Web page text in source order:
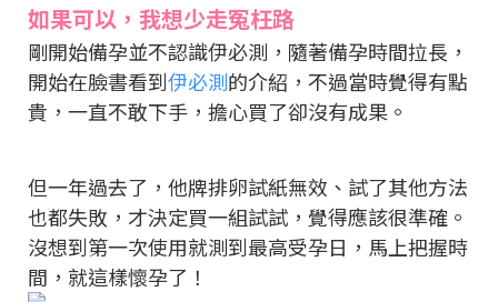
如果可以，我想少走冤枉路
剛開始備孕並不認識伊必測，隨著備孕時間拉長，
開始在臉書看到伊必測的介紹，不過當時覺得有點
貴，一直不敢下手，擔心買了卻沒有成果。
但一年過去了，他牌排卵試紙無效、試了其他方法
也都失敗，才決定買一組試試，覺得應該很準確。
沒想到第一次使用就測到最高受孕日，馬上把握時
間，就這樣懷孕了！